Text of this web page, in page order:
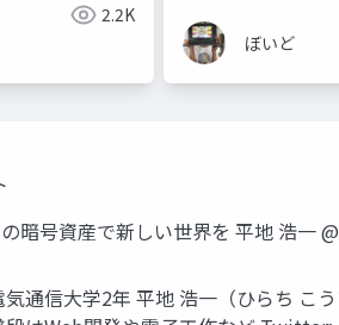
2.2K
ぼいど
暗号資産で新しい世界を 平地 浩一
気通信大学2年 平地 浩一（ひらち こ